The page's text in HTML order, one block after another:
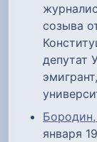
созыва
депутат
января